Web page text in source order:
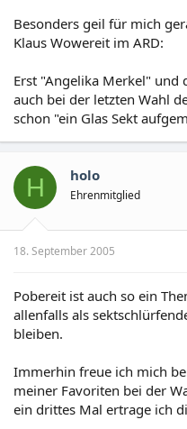
Besonders geil für mich
Klaus Wowereit im ARD:
Erst "Angelika Merkel" und
auch bei der letzten Wahl
schon "ein Glas Sekt
H holo
Ehrenmitglied
18. September 2005
Pobereit ist auch so ein
allenfalls als
bleiben.
Immerhin freue ich mich
meiner Favoriten bei der
ein drittes Mal ertrage ich